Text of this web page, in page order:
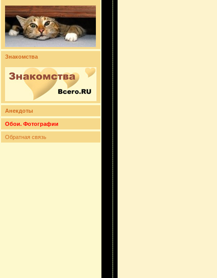
Знакомства
Анекдоты
Обои. Фотографии
Обратная связь